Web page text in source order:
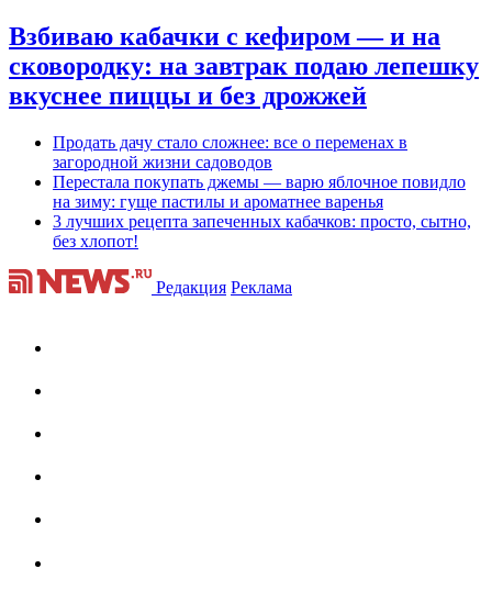
Взбиваю кабачки с кефиром — и на
сковородку: на завтрак подаю лепешку
вкуснее пиццы и без дрожжей
Продать дачу стало сложнее: все о переменах в
загородной жизни садоводов
Перестала покупать джемы — варю яблочное повидло
на зиму: гуще пастилы и ароматнее варенья
3 лучших рецепта запеченных кабачков: просто, сытно,
без хлопот!
Редакция Реклама